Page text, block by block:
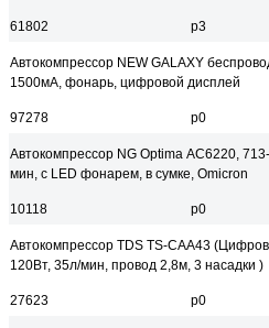
61802 р3
Автокомпрессор NEW GALAXY
1500мА, фонарь, цифровой дисплей
97278 р0
Автокомпрессор NG Optima АС6220,
мин, c LED фонарем, в сумке, Omicron
10118 р0
Автокомпрессор TDS TS-CAA43
120Вт, 35л/мин, провод 2,8м, 3 насадки )
27623 р0